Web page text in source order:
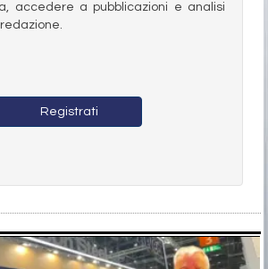
accedere a pubblicazioni e analisi
Registrati